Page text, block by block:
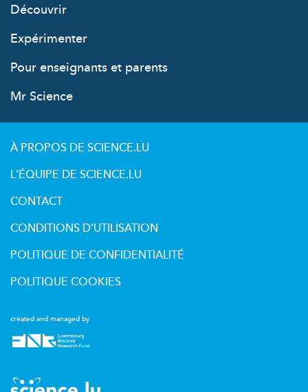
Découvrir
Expérimenter
Pour enseignants et parents
Mr Science
created and managed by
À PROPOS DE SCIENCE.LU
L'ÉQUIPE DE SCIENCE.LU
CONTACT
CONDITIONS D'UTILISATION
POLITIQUE DE CONFIDENTIALITÉ
POLITIQUE COOKIES